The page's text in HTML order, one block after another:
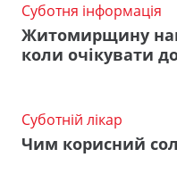
Суботня інформація
Житомирщину
коли очікувати
Суботній лікар
Чим корисний